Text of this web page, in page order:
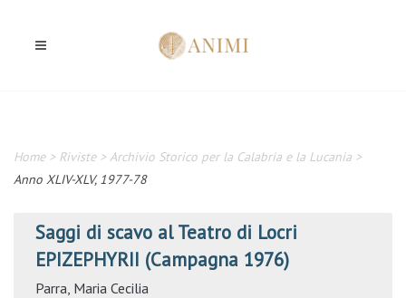
Home> Riviste> Archivio Storico per la Calabria e la Lucania >
Anno XLIV-XLV, 1977-78
Saggi di scavo al Teatro di Locri
EPIZEPHYRII (Campagna 1976)
Parra, Maria Cecilia